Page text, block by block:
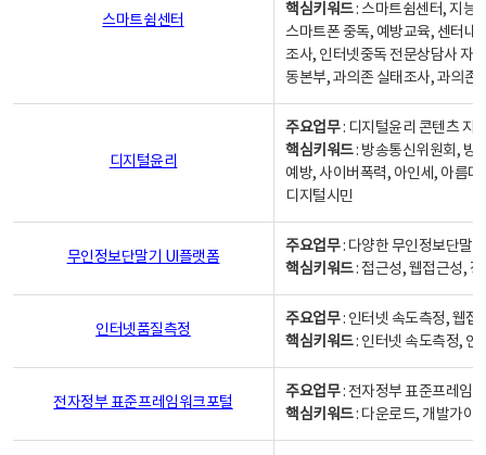
스마트쉼센터
핵심키워드: 스마트쉼센터, 지능
스마트폰 중독, 예방교육, 센터내
조사, 인터넷중독 전문상담사 자
동본부, 과의존 실태조사, 과의존
디지털윤리
주요업무: 디지털윤리 콘텐츠 지
핵심키워드: 방송통신위원회, 방
예방, 사이버폭력, 아인세, 아름
디지털시민
무인정보단말기 UI플랫폼
주요업무: 다양한 무인정보단말
핵심키워드: 접근성, 웹접근성,
인터넷품질측정
주요업무: 인터넷 속도측정, 웹접
핵심키워드: 인터넷 속도측정, 인
전자정부 표준프레임워크포털
주요업무: 전자정부 표준프레임
핵심키워드: 다운로드, 개발가이